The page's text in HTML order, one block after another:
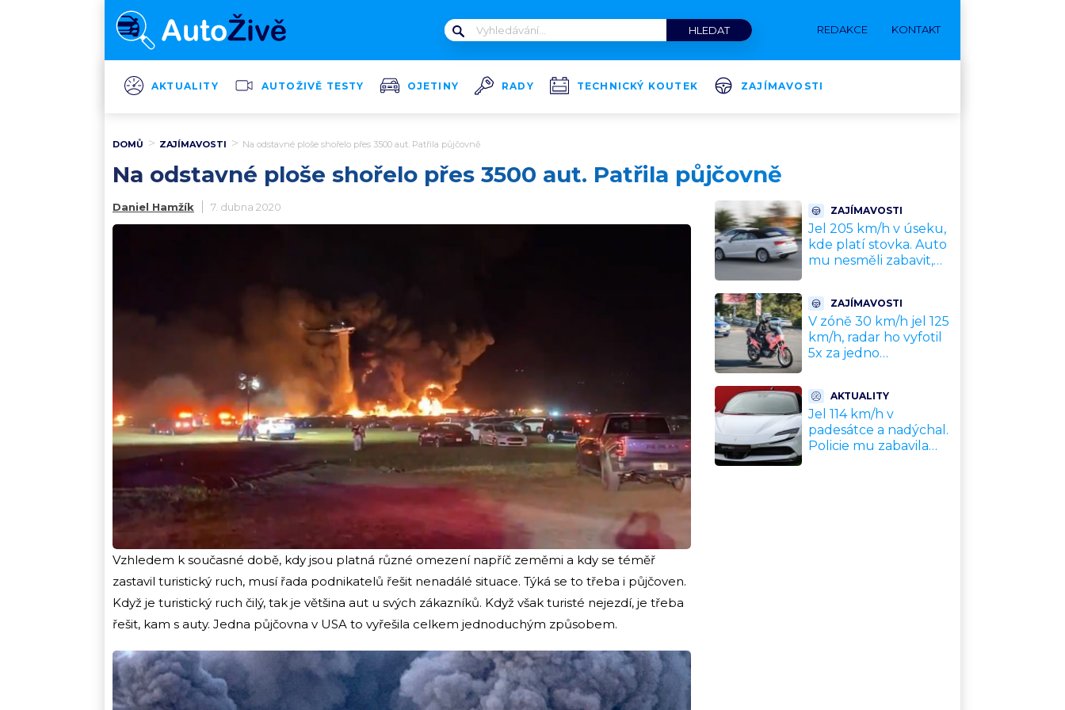
REDAKCE KONTAKT
AKTUALITY AUTOŽIVĚ TESTY OJETINY RADY TECHNICKÝ KOUTEK ZAJÍMAVOSTI
DOMŮ ZAJÍMAVOSTI Na odstavné ploše shořelo přes 3500 aut. Patřila půjčovně
Na odstavné ploše shořelo přes 3500 aut. Patřila půjčovně
Daniel Hamžík 7. dubna 2020
Vzhledem k současné době, kdy jsou platná různé omezení napříč zeměmi a kdy se téměř
zastavil turistický ruch, musí řada podnikatelů řešit nenadálé situace. Týká se to třeba i půjčoven.
Když je turistický ruch čilý, tak je většina aut u svých zákazníků. Když však turisté nejezdí, je třeba
řešit, kam s auty. Jedna půjčovna v USA to vyřešila celkem jednoduchým způsobem.
ZAJÍMAVOSTI
Jel 205 km/h v úseku,
kde platí stovka. Auto
mu nesměli zabavit,
ZAJÍMAVOSTI
V zóně 30 km/h jel 125
km/h, radar ho vyfotil
5x za jedno
zastavitAKTUALITY
Jel 114 km/h v
padesátce a nadýchal.
Policie mu zabavila